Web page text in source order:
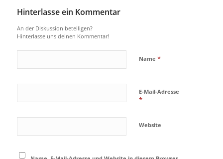
Hinterlasse ein Kommentar
An der Diskussion beteiligen?
Hinterlasse uns deinen Kommentar!
Name *
E-Mail-Adresse
*
Website